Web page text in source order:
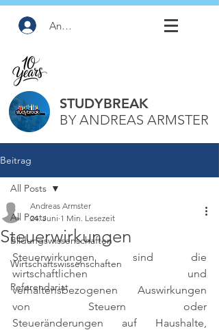
Anmelden
STUDYBREAK
BY ANDREAS ARMSTER
Beitrag
All Posts
Bildungswissenschaften
Wirtschaftswissenschaften
Referendariat
All Posts
Steuerwirkungen
Andreas Armster
24. Juni 1 Min. Lesezeit
Steuerwirkungen sind die
wirtschaftlichen und
verhaltensbezogenen Auswirkungen
von Steuern oder
Steueränderungen auf Haushalte,